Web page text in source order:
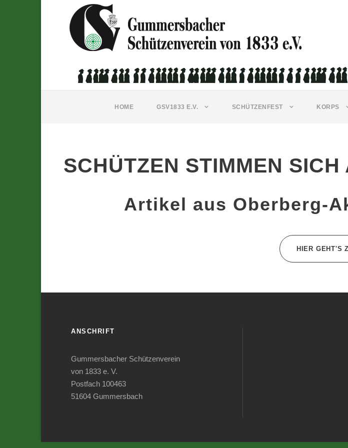
HOME GSV1833 E.V. SCHÜTZENFEST KORPS
SCHÜTZEN STIMMEN SICH
Artikel aus Oberberg-
HIER GEHT'S
ANSCHRIFT
Gummersbacher Schützenverein
von 1833 e. V.
Postfach 100463
51604 Gummersbach